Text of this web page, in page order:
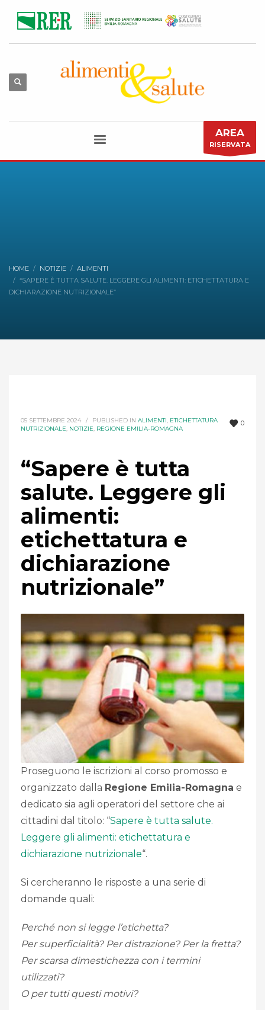
AREA
RISERVATA
HOME NOTIZIE
ALIMENTI
“SAPERE È TUTTA SALUTE. LEGGERE GLI ALIMENTI: ETICHETTATURA E
DICHIARAZIONE NUTRIZIONALE”
0
05 SETTEMBRE 2024 / PUBLISHED IN ALIMENTI, ETICHETTATURA
NUTRIZIONALE, NOTIZIE, REGIONE EMILIA-ROMAGNA
“Sapere è tutta
salute. Leggere gli
alimenti:
etichettatura e
dichiarazione
nutrizionale”
Proseguono le iscrizioni al corso promosso e
organizzato dalla Regione Emilia-Romagna e
dedicato sia agli operatori del settore che ai
cittadini dal titolo: “Sapere è tutta salute.
Leggere gli alimenti: etichettatura e
dichiarazione nutrizionale“.
Si cercheranno le risposte a una serie di
domande quali:
Perché non si legge l’etichetta?
Per superficialità? Per distrazione? Per la fretta?
Per scarsa dimestichezza con i termini
utilizzati?
O per tutti questi motivi?